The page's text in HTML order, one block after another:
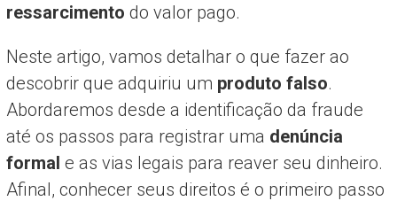
ressarcimento do valor pago.
Neste artigo, vamos detalhar o que fazer ao
descobrir que adquiriu um produto falso.
Abordaremos desde a identificação da fraude
até os passos para registrar uma denúncia
formal e as vias legais para reaver seu dinheiro.
Afinal, conhecer seus direitos é o primeiro passo